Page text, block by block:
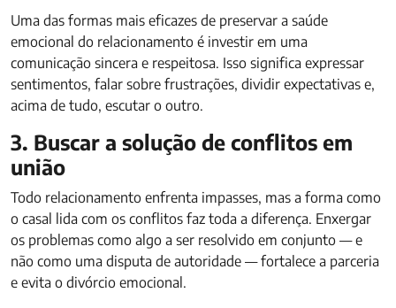
Uma das formas mais eficazes de preservar a saúde
emocional do relacionamento é investir em uma
comunicação sincera e respeitosa. Isso significa expressar
sentimentos, falar sobre frustrações, dividir expectativas e,
acima de tudo, escutar o outro.
3. Buscar a solução de conflitos em
união
Todo relacionamento enfrenta impasses, mas a forma como
o casal lida com os conflitos faz toda a diferença. Enxergar
os problemas como algo a ser resolvido em conjunto — e
não como uma disputa de autoridade — fortalece a parceria
e evita o divórcio emocional.